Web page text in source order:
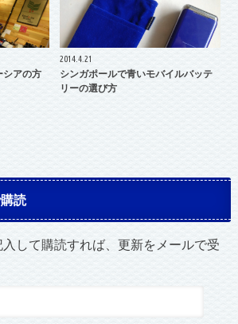
シアの方
2014.4.21
シンガポールで青いモバイルバッテ
リーの選び方
読
して購読すれば、更新をメールで受